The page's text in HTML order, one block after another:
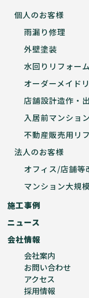
個人のお客様
雨漏り修理
外壁塗装
水回りリフォーム
オーダーメイド
店舗設計造作・
入居前マンショ
不動産販売用リ
法人のお客様
オフィス/店舗等
マンション大規
施工事例
ニュース
会社情報
会社案内
お問い合わせ
アクセス
採用情報